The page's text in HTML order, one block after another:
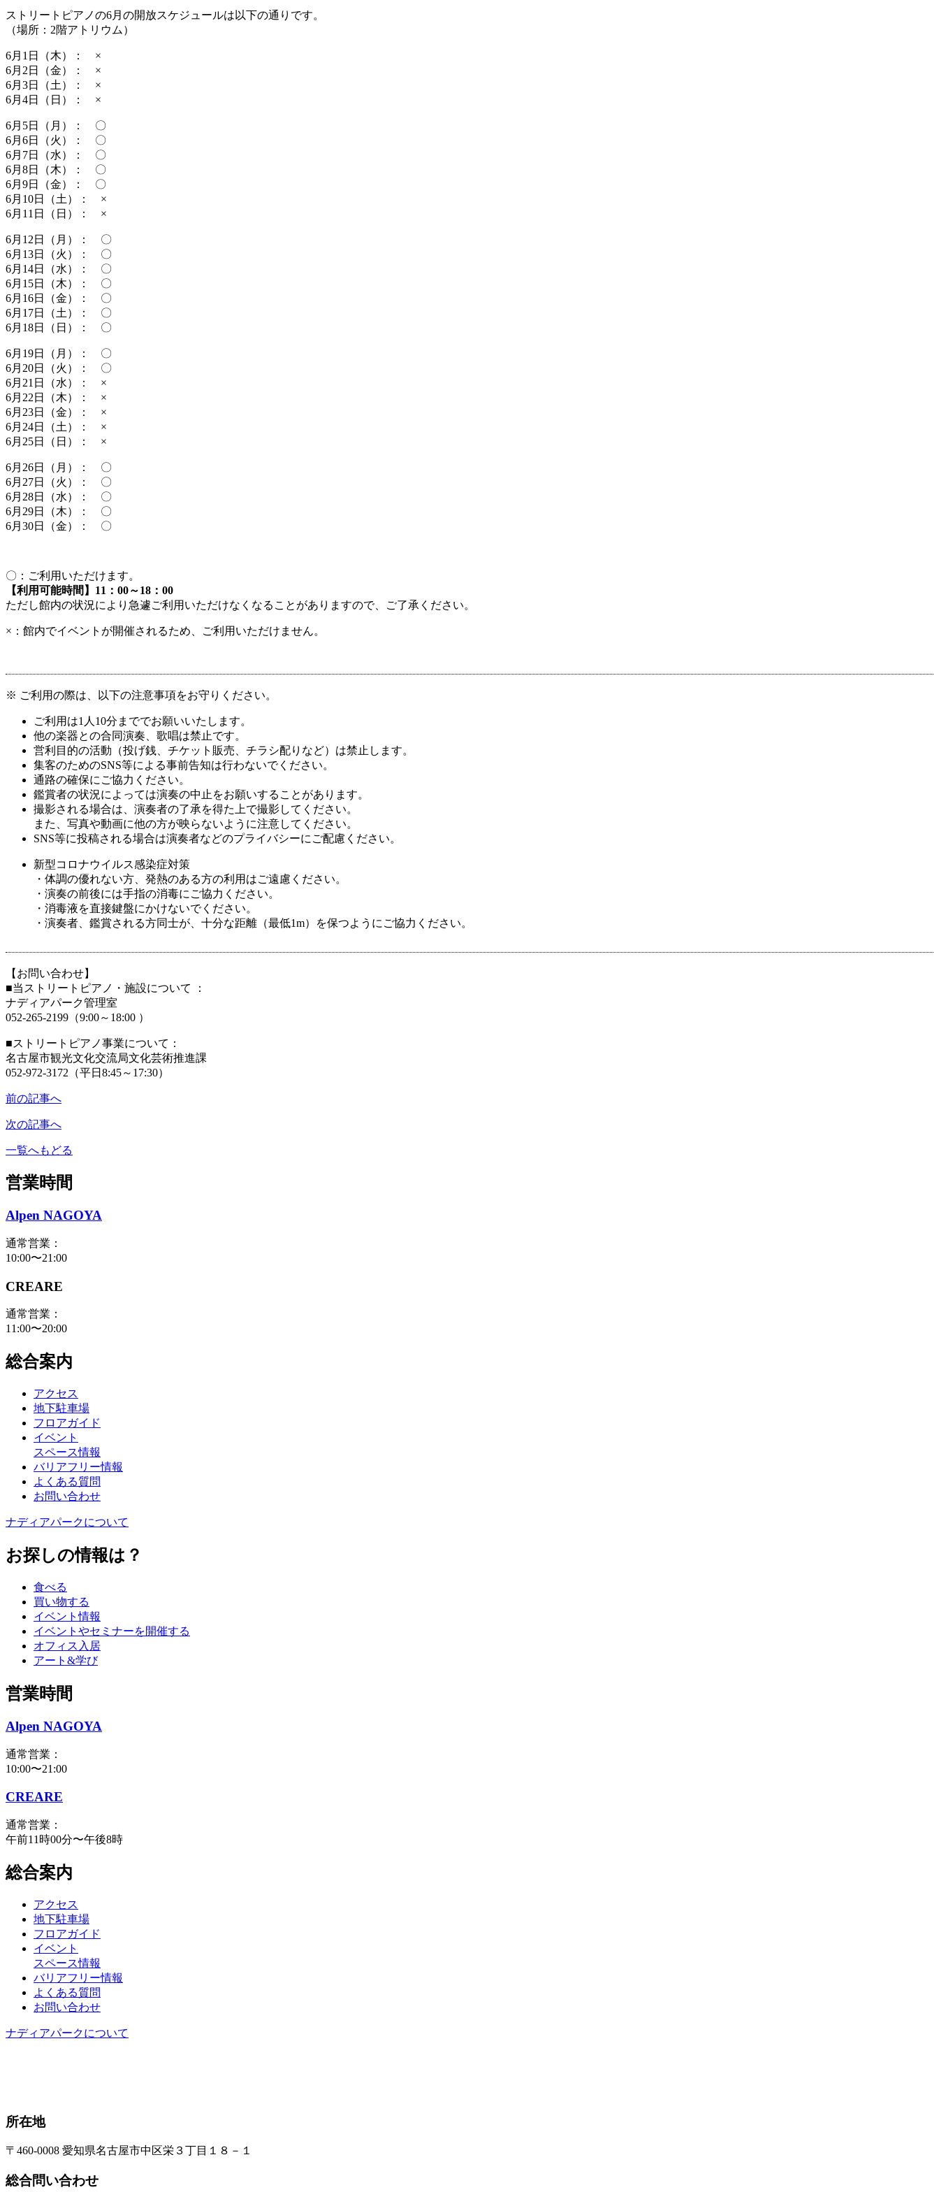
ストリートピアノの6月の開放スケジュールは以下の通りです。
（場所：2階アトリウム）
6月1日（木）： ×
6月2日（金）： ×
6月3日（土）： ×
6月4日（日）： ×
6月5日（月）： 〇
6月6日（火）： 〇
6月7日（水）： 〇
6月8日（木）： 〇
6月9日（金）： 〇
6月10日（土）： ×
6月11日（日）： ×
6月12日（月）： 〇
6月13日（火）： 〇
6月14日（水）： 〇
6月15日（木）： 〇
6月16日（金）： 〇
6月17日（土）： 〇
6月18日（日）： 〇
6月19日（月）： 〇
6月20日（火）： 〇
6月21日（水）： ×
6月22日（木）： ×
6月23日（金）： ×
6月24日（土）： ×
6月25日（日）： ×
6月26日（月）： 〇
6月27日（火）： 〇
6月28日（水）： 〇
6月29日（木）： 〇
6月30日（金）： 〇
〇：ご利用いただけます。
【利用可能時間】11：00～18：00
ただし館内の状況により急遽ご利用いただけなくなることがありますので、ご了承ください。
×：館内でイベントが開催されるため、ご利用いただけません。
※ ご利用の際は、以下の注意事項をお守りください。
ご利用は1人10分まででお願いいたします。
他の楽器との合同演奏、歌唱は禁止です。
営利目的の活動（投げ銭、チケット販売、チラシ配りなど）は禁止します。
集客のためのSNS等による事前告知は行わないでください。
通路の確保にご協力ください。
鑑賞者の状況によっては演奏の中止をお願いすることがあります。
撮影される場合は、演奏者の了承を得た上で撮影してください。
また、写真や動画に他の方が映らないように注意してください。
SNS等に投稿される場合は演奏者などのプライバシーにご配慮ください。
新型コロナウイルス感染症対策
・体調の優れない方、発熱のある方の利用はご遠慮ください。
・演奏の前後には手指の消毒にご協力ください。
・消毒液を直接鍵盤にかけないでください。
・演奏者、鑑賞される方同士が、十分な距離（最低1m）を保つようにご協力ください。
【お問い合わせ】
■当ストリートピアノ・施設について ：
ナディアパーク管理室
052-265-2199（9:00～18:00 ）
■ストリートピアノ事業について：
名古屋市観光文化交流局文化芸術推進課
052-972-3172（平日8:45～17:30）
前の記事へ
次の記事へ
一覧へもどる
営業時間
Alpen NAGOYA
通常営業：
10:00〜21:00
CREARE
通常営業：
11:00〜20:00
総合案内
アクセス
地下駐車場
フロアガイド
イベント
スペース情報
バリアフリー情報
よくある質問
お問い合わせ
ナディアパークについて
お探しの情報は？
食べる
買い物する
イベント情報
イベントやセミナーを開催する
オフィス入居
アート&学び
営業時間
Alpen NAGOYA
通常営業：
10:00〜21:00
CREARE
通常営業：
午前11時00分〜午後8時
総合案内
アクセス
地下駐車場
フロアガイド
イベント
スペース情報
バリアフリー情報
よくある質問
お問い合わせ
ナディアパークについて
所在地
〒460-0008 愛知県名古屋市中区栄３丁目１８－１
総合問い合わせ